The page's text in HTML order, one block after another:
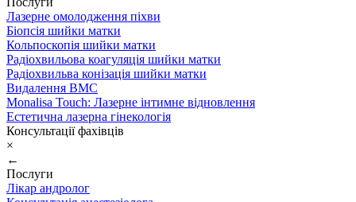
Лазерне омолодження піхви
Біопсія шийки матки
Кольпоскопія шийки матки
Радіохвильова коагуляція шийки матки
Радіохвильва конізація шийки матки
Видалення ВМС
Monalisa Touch: Лазерне інтимне відновлення
Естетична лазерна гінекологія
Консультації фахівців
×
←
Послуги
Лікар андролог